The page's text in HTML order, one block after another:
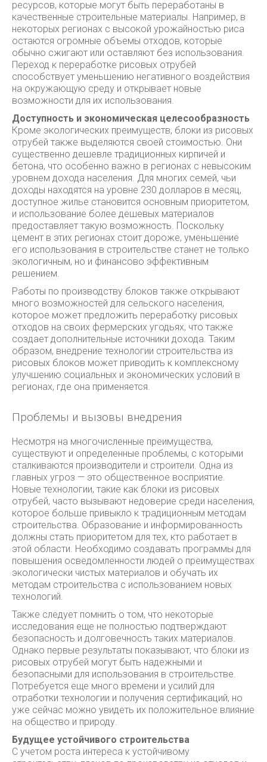
ресурсов, которые могут быть переработаны в
качественные строительные материалы. Например, в
некоторых регионах с высокой урожайностью риса
остаются огромные объемы отходов, которые
обычно сжигают или оставляют без использования.
Переход к переработке рисовых отрубей
способствует уменьшению негативного воздействия
на окружающую среду и открывает новые
возможности для их использования.
Доступность и экономическая целесообразность
Кроме экологических преимуществ, блоки из рисовых
отрубей также выделяются своей стоимостью. Они
существенно дешевле традиционных кирпичей и
бетона, что особенно важно в регионах с невысоким
уровнем дохода населения. Для многих семей, чьи
доходы находятся на уровне 230 долларов в месяц,
доступное жилье становится основным приоритетом,
и использование более дешевых материалов
предоставляет такую возможность. Поскольку
цемент в этих регионах стоит дороже, уменьшение
его использования в строительстве станет не только
экологичным, но и финансово эффективным
решением.
Работы по производству блоков также открывают
много возможностей для сельского населения,
которое может предложить переработку рисовых
отходов на своих фермерских угодьях, что также
создает дополнительные источники дохода. Таким
образом, внедрение технологии строительства из
рисовых блоков может приводить к комплексному
улучшению социальных и экономических условий в
регионах, где она применяется.
Проблемы и вызовы внедрения
Несмотря на многочисленные преимущества,
существуют и определенные проблемы, с которыми
сталкиваются производители и строители. Одна из
главных угроз — это общественное восприятие.
Новые технологии, такие как блоки из рисовых
отрубей, часто вызывают недоверие среди населения,
которое больше привыкло к традиционным методам
строительства. Образование и информированность
должны стать приоритетом для тех, кто работает в
этой области. Необходимо создавать программы для
повышения осведомленности людей о преимуществах
экологически чистых материалов и обучать их
методам строительства с использованием новых
технологий.
Также следует помнить о том, что некоторые
исследования еще не полностью подтверждают
безопасность и долговечность таких материалов.
Однако первые результаты показывают, что блоки из
рисовых отрубей могут быть надежными и
безопасными для использования в строительстве.
Потребуется еще много времени и усилий для
отработки технологии и получения сертификаций, но
уже сейчас можно увидеть их положительное влияние
на общество и природу.
Будущее устойчивого строительства
С учетом роста интереса к устойчивому